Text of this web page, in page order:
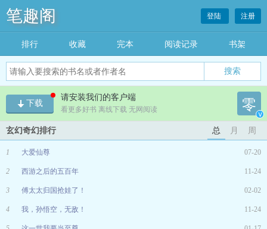
笔趣阁 登陆 注册
排行 收藏 完本 阅读记录 书架
下载
请安装我们的客户端
看更多好书 离线下载 无网阅读 零
v
玄幻奇幻排行 总 月 周
1 大爱仙尊 07-20
2 西游之后的五百年 11-24
3 傅太太归国抢娃了！ 02-02
4 我，孙悟空，无敌！ 11-24